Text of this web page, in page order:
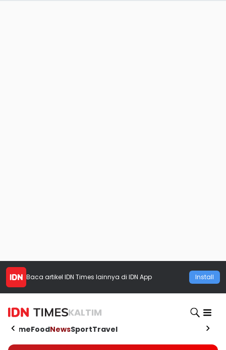
Baca artikel IDN Times lainnya di IDN App Install
KALTIM
HomeFoodNewsSportTravel